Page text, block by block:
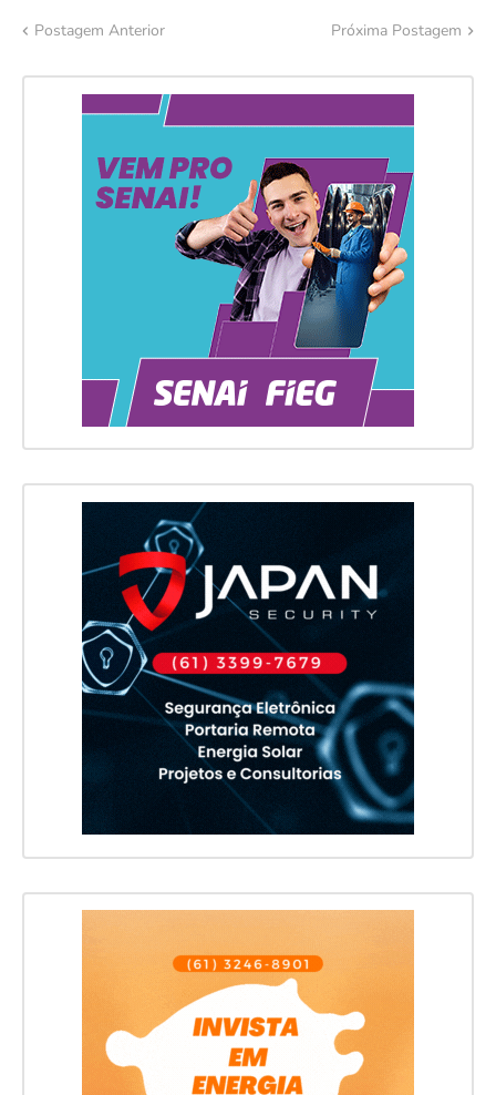
Postagem Anterior Próxima Postagem